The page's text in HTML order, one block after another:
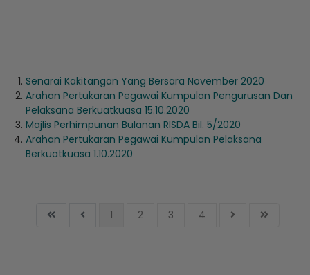
Senarai Kakitangan Yang Bersara November 2020
Arahan Pertukaran Pegawai Kumpulan Pengurusan Dan
Pelaksana Berkuatkuasa 15.10.2020
Majlis Perhimpunan Bulanan RISDA Bil. 5/2020
Arahan Pertukaran Pegawai Kumpulan Pelaksana
Berkuatkuasa 1.10.2020
1 2 3 4